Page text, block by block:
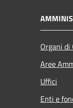
Organi di
Aree
Uffici
Enti e